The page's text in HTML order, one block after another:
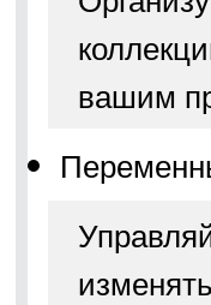
вашим